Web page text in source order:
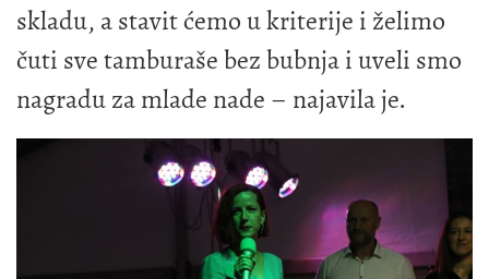
skladu, a stavit ćemo u kriterije i želimo
čuti sve tamburaše bez bubnja i uveli smo
nagradu za mlade nade – najavila je.